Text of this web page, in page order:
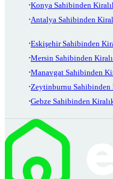
Konya Sahibinden
Antalya Sahibinden
Eskişehir Sahibinden
Mersin Sahibinden
Manavgat Sahibinden
Zeytinburnu Sahibinden
Gebze Sahibinden